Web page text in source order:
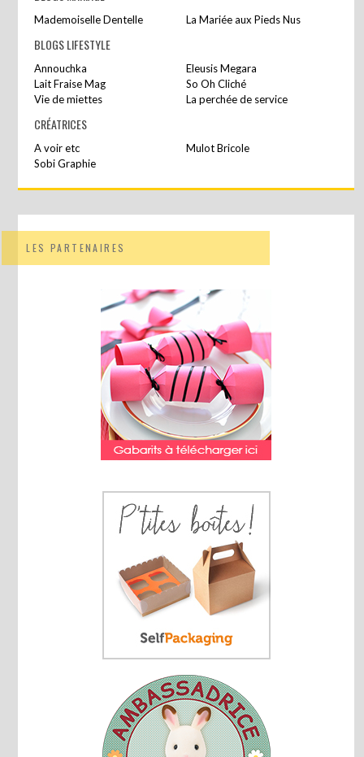
Mademoiselle Dentelle La Mariée aux Pieds Nus
BLOGS LIFESTYLE
Annouchka
Eleusis Megara
Lait Fraise Mag
So Oh Cliché
Vie de miettes
La perchée de service
CRÉATRICES
A voir etc
Mulot Bricole
Sobi Graphie
LES PARTENAIRES